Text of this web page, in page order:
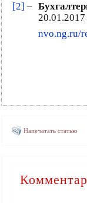
[2] –
nvo.ng.ru/
Напечатать статью